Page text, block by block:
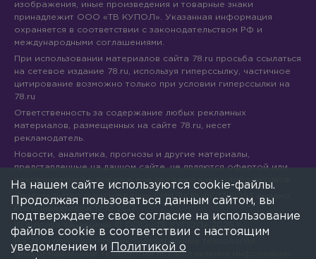
изображения, иные произведения и товарные знаки
принадлежит ООО «ТВ КУПОЛ». Указанная информация
охраняется в соответствии с законодательством РФ и
международными соглашениями.
При использовании материалов сайта 78.ru просьба ссылаться
на сетевое издание 78.ru, используя гиперссылку, частичное
цитирование возможно только при условии гиперссылки на
78.ru
Ответственность за содержание любых рекламных
материалов, размещенных на сайте 78.ru, несет
рекламодатель.
Новости, аналитика, прогнозы и другие материалы,
представленные на данном сайте, не являются офертой или
рекомендацией к покупке или продаже каких-либо активов.
Свидетельство о регистрации СМИ Эл № ФС77-71293 выдано
Все права защищены © ООО «ТВ КУПОЛ»
На 78.ru применяются рекомендательные технологии
(информационные технологии предоставления информации
На нашем сайте используются cookie-файлы.
Продолжая пользоваться данным сайтом, вы
подтверждаете свое согласие на использование
файлов cookie в соответствии с настоящим
уведомлением и
Политикой о